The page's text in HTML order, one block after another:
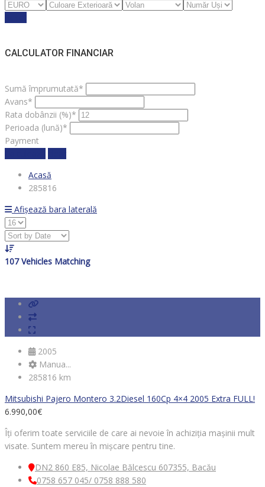
CALCULATOR FINANCIAR
Sumă împrumutată*
Avans*
Rata dobânzii (%)*
Perioada (lună)*
Payment
Acasă
285816
Afișează bara laterală
107 Vehicles Matching
2005
Manua...
285816 km
Mitsubishi Pajero Montero 3.2Diesel 160Cp 4×4 2005 Extra FULL!
6.990,00€
Îți oferim toate serviciile de care ai nevoie în achiziția mașinii mult
visate. Suntem mereu în mișcare pentru tine.
DN2 860 E85, Nicolae Bălcescu 607355, Bacău
0758 657 045/ 0758 888 580